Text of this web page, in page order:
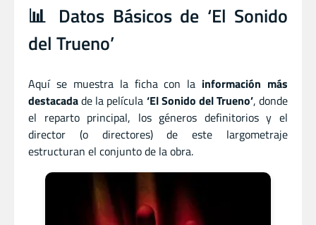
📊 Datos Básicos de ‘El Sonido
del Trueno’
Aquí se muestra la ficha con la información más
destacadade la película ‘El Sonido del Trueno’, donde
el reparto principal, los géneros definitorios y el
director (o directores) de este largometraje
estructuran el conjunto de la obra.